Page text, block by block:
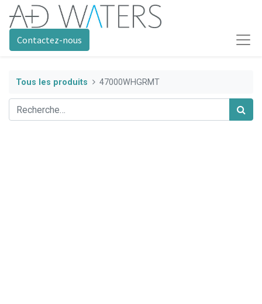
Contactez-nous
Tous les produits 47000WHGRMT